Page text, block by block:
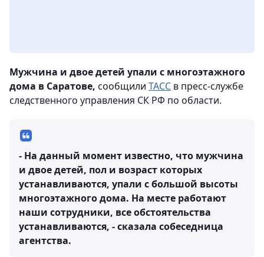
Мужчина и двое детей упали с многоэтажного
дома в Саратове, сообщили ТАСС в пресс-службе
следственного управления СК РФ по области.
- На данный момент известно, что мужчина
и двое детей, пол и возраст которых
устанавливаются, упали с большой высоты
многоэтажного дома. На месте работают
наши сотрудники, все обстоятельства
устанавливаются, - сказала собеседница
агентства.